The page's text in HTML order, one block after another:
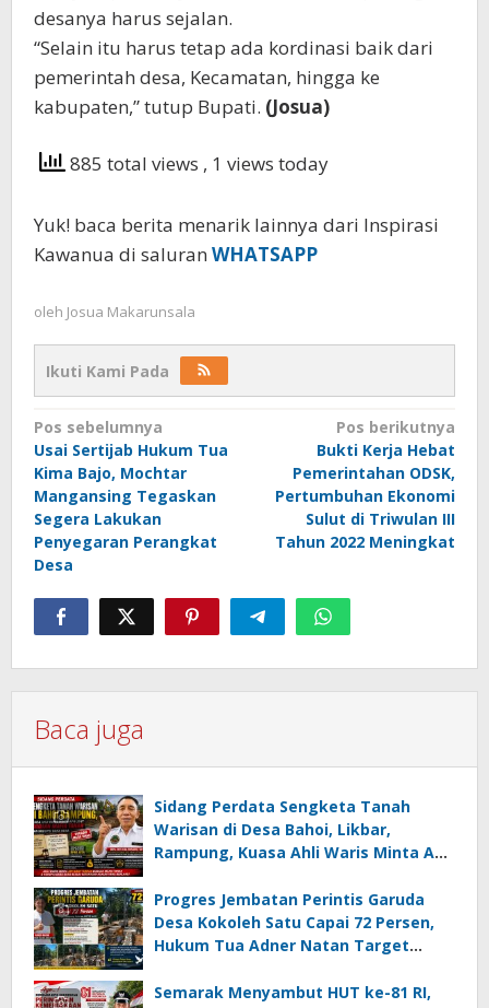
desanya harus sejalan.
“Selain itu harus tetap ada kordinasi baik dari
pemerintah desa, Kecamatan, hingga ke
kabupaten,” tutup Bupati. (Josua)
885 total views , 1 views today
Yuk! baca berita menarik lainnya dari Inspirasi
Kawanua di saluran WHATSAPP
oleh Josua Makarunsala
Ikuti Kami Pada
Navigasi
pos
Pos sebelumnya
Usai Sertijab Hukum Tua
Kima Bajo, Mochtar
Mangansing Tegaskan
Segera Lakukan
Penyegaran Perangkat
Desa
Pos berikutnya
Bukti Kerja Hebat
Pemerintahan ODSK,
Pertumbuhan Ekonomi
Sulut di Triwulan III
Tahun 2022 Meningkat
Baca juga
Sidang Perdata Sengketa Tanah
Warisan di Desa Bahoi, Likbar,
Rampung, Kuasa Ahli Waris Minta APH
Korupsi Dandes
Progres Jembatan Perintis Garuda
Desa Kokoleh Satu Capai 72 Persen,
Hukum Tua Adner Natan Target
Semarak Menyambut HUT ke-81 RI,